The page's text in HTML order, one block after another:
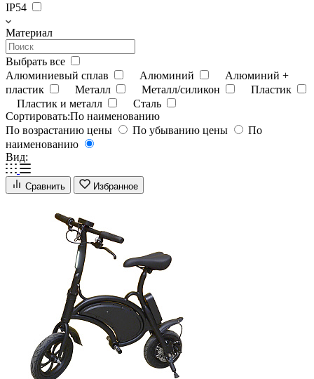
IP54
Материал
Выбрать все
Алюминиевый сплав
Алюминий
Алюминий +
пластик
Металл Металл/силикон
Пластик
Пластик и металл
Сталь
Сортировать:По наименованию
По возрастанию цены
По убыванию цены
По
наименованию
Вид:
Сравнить Избранное